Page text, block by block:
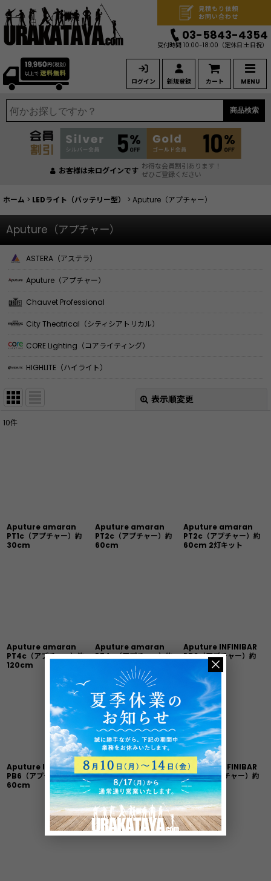
ログイン 新規登録 カート MENU
見積もり依頼
お問い合わせ
03-5843-4354
受付時間 10:00-18:00 （定休日:土日祝）
商品検索
お客様は未ログインです お得な会員割引あります！
ぜひご登録ください
ホーム > LEDライト（バッテリー型） > Aputure（アプチャー）
Aputure（アプチャー）
ASTERA（アステラ）
Aputure（アプチャー）
Chauvet Professional
City Theatrical（シティシアトリカル）
CORE Lighting（コアライティング）
HIGHLITE（ハイライト）
表示順変更
10件
Aputure amaran
PT1c（アプチャー）約
30cm
Aputure amaran
PT2c（アプチャー）約
60cm
Aputure amaran
PT2c（アプチャー）約
60cm 2灯キット
Aputure amaran
PT4c（アプチャー）約
120cm
Aputure amaran
PT4c（アプチャー）約
120cm 2灯セット
Aputure INFINIBAR
PB3（アプチャー）約
Aputure INFINIBAR
PB6（アプチャー）約
60cm
Aputure INFINIBAR
PB6（アプチャー） 約
60cm 8灯キット
Aputure INFINIBAR
PB12（アプチャー）約
120cm